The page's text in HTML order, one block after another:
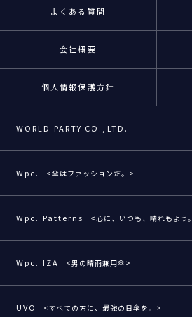
よくある質問
会社概要
個人情報保護方針
WORLD PARTY CO.,LTD.
Wpc. <傘はファッションだ。>
Wpc. Patterns <心に、いつも、晴れもよう
Wpc. IZA <男の晴雨兼用傘>
UVO <すべての方に、最強の日傘を。>